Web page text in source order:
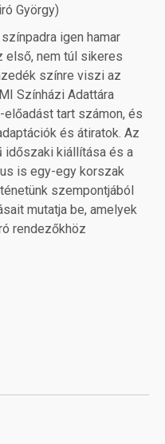
György)
igen hamar
első, nem túl sikeres
színre viszi az
Színházi Adattára
tart számon, és
és átiratok. Az
időszaki kiállítása és a
is egy-egy korszak
szempontjából
mutatja be, amelyek
rendezőkhöz